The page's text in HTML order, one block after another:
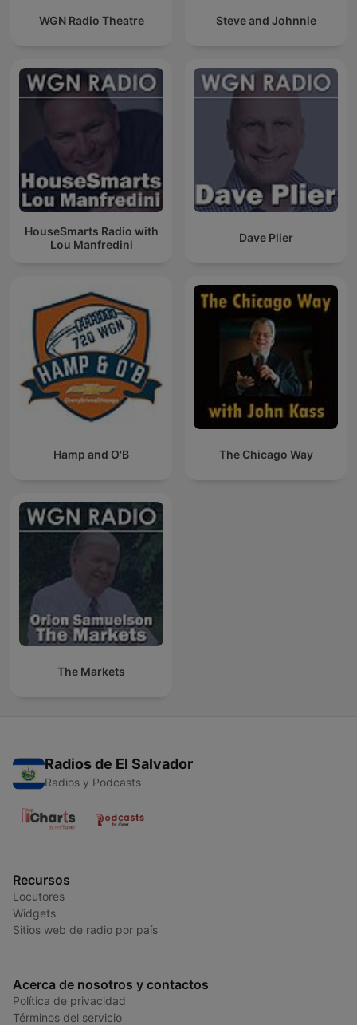
WGN Radio Theatre Steve and Johnnie
HouseSmarts Radio with
Lou Manfredini
Dave Plier
Hamp and O'B The Chicago Way
The Markets
Radios de El Salvador
Radios y Podcasts
Recursos
Locutores
Widgets
Sitios web de radio por país
Acerca de nosotros y contactos
Política de privacidad
Términos del servicio